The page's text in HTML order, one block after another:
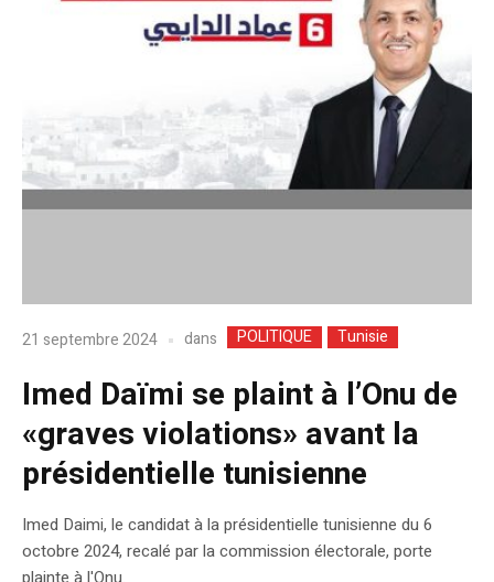
21 septembre 2024 dans POLITIQUE Tunisie
Imed Daïmi se plaint à l’Onu de
«graves violations» avant la
présidentielle tunisienne
Imed Daimi, le candidat à la présidentielle tunisienne du 6
octobre 2024, recalé par la commission électorale, porte